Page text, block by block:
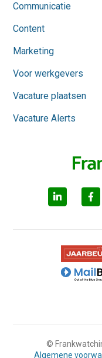
Communicatie
Content
Marketing
Voor werkgevers
Vacature plaatsen
Vacature Alerts
©
Algemene